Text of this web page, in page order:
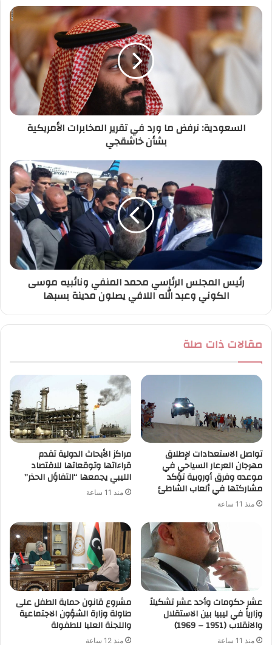
د
ر
السعودية: نرفض ما ورد في تقرير المخابرات الأمريكية
بشأن خاشقجي
رئيس المجلس الرئاسي محمد المنفي ونائبيه موسى
الكوني وعبد الله اللافي يصلون مدينة بسبها
مقالات ذات صلة
تواصل الاستعدادات لإطلاق
مهرجان العرعار السياحي في
موعده وفرق أوروبية تؤكد
مشاركتها في ألعاب الشاطئ
منذ 11 ساعة
مراكز الأبحاث الدولية تقدم
قراءاتها وتوقعاتها للاقتصاد
الليبي يجمعها “التفاؤل الحذر”
منذ 11 ساعة
عشر حكومات وأحد عشر تشكيلاً
وزارياً في ليبيا بين الاستقلال
والانقلاب (1951 – 1969)
منذ 11 ساعة
مشروع قانون حماية الطفل على
طاولة وزارة الشؤون الاجتماعية
واللجنة العليا للطفولة
منذ 12 ساعة